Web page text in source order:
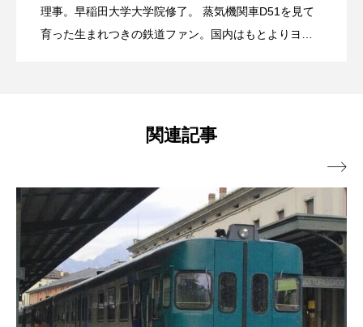
理事。早稲田大学大学院修了。 蒸気機関車D51を見て
育った生まれつきの鉄道ファン。国内はもとよりヨー
目
パ鉄道紀行～｜港町フレゼリクスハウン
2022.02.19 大都会ハンブルクに出現した蒸気機関車
1990年夏、ドイツでの「撮り鉄」体験
関連記事
